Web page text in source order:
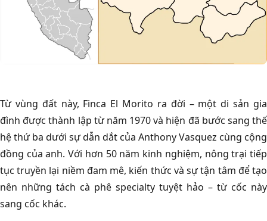
Từ vùng đất này, Finca El Morito ra đời – một di sản gia
đình được thành lập từ năm 1970 và hiện đã bước sang thế
hệ thứ ba dưới sự dẫn dắt của Anthony Vasquez cùng cộng
đồng của anh. Với hơn 50 năm kinh nghiệm, nông trại tiếp
tục truyền lại niềm đam mê, kiến thức và sự tận tâm để tạo
nên những tách cà phê specialty tuyệt hảo – từ cốc này
sang cốc khác.